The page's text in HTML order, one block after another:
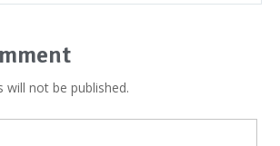
will not be published.